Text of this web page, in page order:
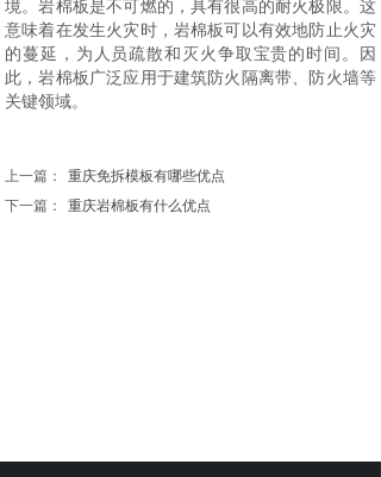
境。岩棉板是不可燃的，具有很高的耐火极限。这
意味着在发生火灾时，岩棉板可以有效地防止火灾
的蔓延，为人员疏散和灭火争取宝贵的时间。因
此，岩棉板广泛应用于建筑防火隔离带、防火墙等
关键领域。
上一篇：
重庆免拆模板有哪些优点
下一篇：
重庆岩棉板有什么优点